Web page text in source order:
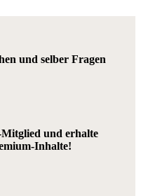
und selber Fragen
und erhalte
Inhalte!